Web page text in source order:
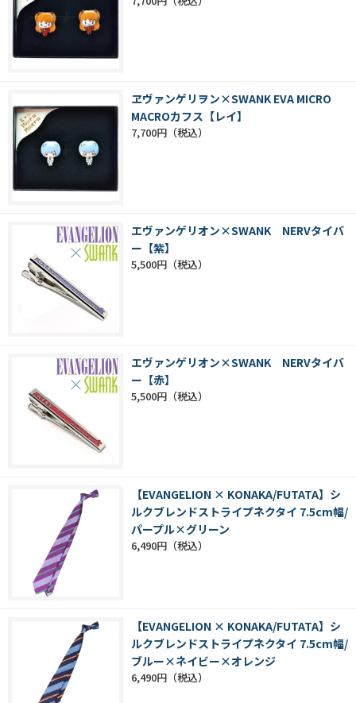
ヱヴァンゲリヲン×SWANK EVA MICRO
MACROカフス【レイ】
7,700円
エヴァンゲリオン×SWANK NERVタイバ
ー【紫】
5,500円
エヴァンゲリオン×SWANK NERVタイバ
ー【赤】
5,500円
【EVANGELION × KONAKA/FUTATA】シ
ルクブレンドストライプネクタイ 7.5cm幅/
パープル×グリーン
6,490円
【EVANGELION × KONAKA/FUTATA】シ
ルクブレンドストライプネクタイ 7.5cm幅/
ブルー×ネイビー×オレンジ
6,490円